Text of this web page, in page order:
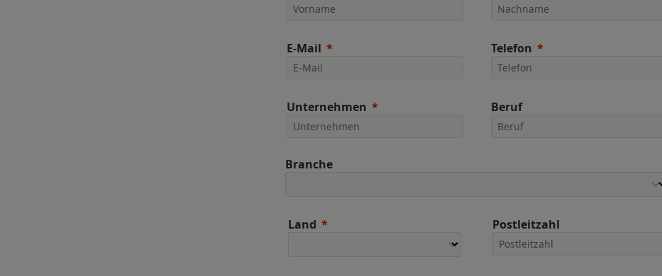
E-Mail Telefon
Unternehmen Beruf
Branche
Land Postleitzahl